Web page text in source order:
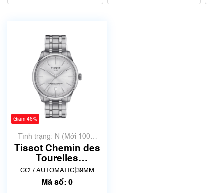
Giảm 46%
Tình trạng: N (Mới 100%
chưa qua sử dụng)
Tissot Chemin des
Tourelles
Powermatic 80
T139.807.11.031.00
CƠ / AUTOMATIC| 39MM
Mã số: 0